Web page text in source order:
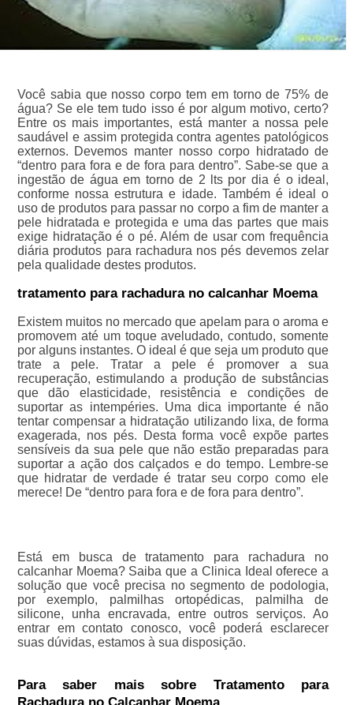
Você sabia que nosso corpo tem em torno de 75% de
água? Se ele tem tudo isso é por algum motivo, certo?
Entre os mais importantes, está manter a nossa pele
saudável e assim protegida contra agentes patológicos
externos. Devemos manter nosso corpo hidratado de
“dentro para fora e de fora para dentro”. Sabe-se que a
ingestão de água em torno de 2 lts por dia é o ideal,
conforme nossa estrutura e idade. Também é ideal o
uso de produtos para passar no corpo a fim de manter a
pele hidratada e protegida e uma das partes que mais
exige hidratação é o pé. Além de usar com frequência
diária produtos para rachadura nos pés devemos zelar
pela qualidade destes produtos.
tratamento para rachadura no calcanhar Moema
Existem muitos no mercado que apelam para o aroma e
promovem até um toque aveludado, contudo, somente
por alguns instantes. O ideal é que seja um produto que
trate a pele. Tratar a pele é promover a sua
recuperação, estimulando a produção de substâncias
que dão elasticidade, resistência e condições de
suportar as intempéries. Uma dica importante é não
tentar compensar a hidratação utilizando lixa, de forma
exagerada, nos pés. Desta forma você expõe partes
sensíveis da sua pele que não estão preparadas para
suportar a ação dos calçados e do tempo. Lembre-se
que hidratar de verdade é tratar seu corpo como ele
merece! De “dentro para fora e de fora para dentro”.
Está em busca de tratamento para rachadura no
calcanhar Moema? Saiba que a Clinica Ideal oferece a
solução que você precisa no segmento de podologia,
por exemplo, palmilhas ortopédicas, palmilha de
silicone, unha encravada, entre outros serviços. Ao
entrar em contato conosco, você poderá esclarecer
suas dúvidas, estamos à sua disposição.
Para saber mais sobre Tratamento para